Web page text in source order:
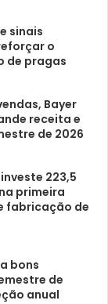
sinais
o
de pragas
Bayer
receita e
de 2026
223,5
primeira
fabricação de
bons
de
anual